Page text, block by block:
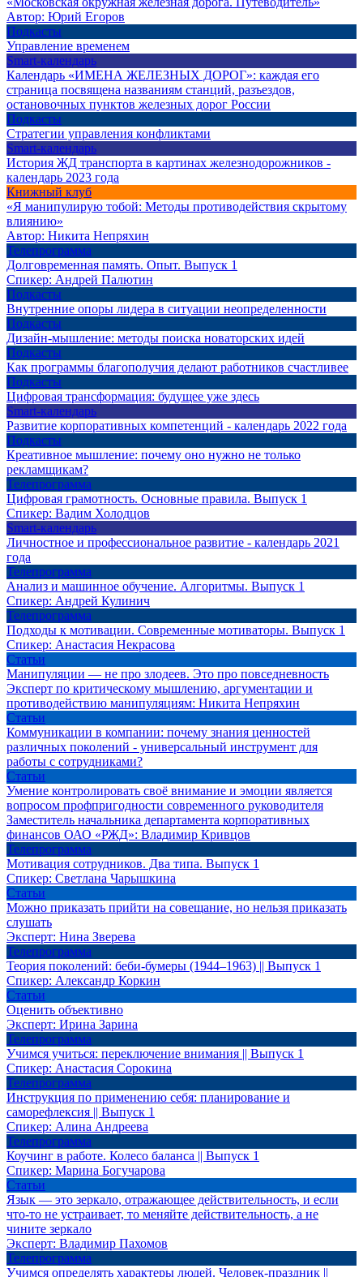
Автор: Юрий Егоров
Подкасты
Управление временем
Smart-календарь
Календарь «ИМЕНА ЖЕЛЕЗНЫХ ДОРОГ»: каждая его
страница посвящена названиям станций, разъездов,
остановочных пунктов железных дорог России
Подкасты
Стратегии управления конфликтами
Smart-календарь
История ЖД транспорта в картинах железнодорожников -
календарь 2023 года
Книжный клуб
«Я манипулирую тобой: Методы противодействия скрытому
влиянию»
Автор: Никита Непряхин
Телепрограмма
Долговременная память. Опыт. Выпуск 1
Спикер: Андрей Палютин
Подкасты
Внутренние опоры лидера в ситуации неопределенности
Подкасты
Дизайн-мышление: методы поиска новаторских идей
Подкасты
Как программы благополучия делают работников счастливее
Подкасты
Цифровая трансформация: будущее уже здесь
Smart-календарь
Развитие корпоративных компетенций - календарь 2022 года
Подкасты
Креативное мышление: почему оно нужно не только
рекламщикам?
Телепрограмма
Цифровая грамотность. Основные правила. Выпуск 1
Спикер: Вадим Холодцов
Smart-календарь
Личностное и профессиональное развитие - календарь 2021
года
Телепрограмма
Анализ и машинное обучение. Алгоритмы. Выпуск 1
Спикер: Андрей Кулинич
Телепрограмма
Подходы к мотивации. Современные мотиваторы. Выпуск 1
Спикер: Анастасия Некрасова
Статьи
Манипуляции — не про злодеев. Это про повседневность
Эксперт по критическому мышлению, аргументации и
противодействию манипуляциям: Никита Непряхин
Статьи
Коммуникации в компании: почему знания ценностей
различных поколений - универсальный инструмент для
работы с сотрудниками?
Статьи
Умение контролировать своё внимание и эмоции является
вопросом профпригодности современного руководителя
Заместитель начальника департамента корпоративных
финансов ОАО «РЖД»: Владимир Кривцов
Телепрограмма
Мотивация сотрудников. Два типа. Выпуск 1
Спикер: Светлана Чарышкина
Статьи
Можно приказать прийти на совещание, но нельзя приказать
слушать
Эксперт: Нина Зверева
Телепрограмма
Теория поколений: беби-бумеры (1944–1963) || Выпуск 1
Спикер: Александр Коркин
Статьи
Оценить объективно
Эксперт: Ирина Зарина
Телепрограмма
Учимся учиться: переключение внимания || Выпуск 1
Спикер: Анастасия Сорокина
Телепрограмма
Инструкция по применению себя: планирование и
саморефлексия || Выпуск 1
Спикер: Алина Андреева
Телепрограмма
Коучинг в работе. Колесо баланса || Выпуск 1
Спикер: Марина Богучарова
Статьи
Язык — это зеркало, отражающее действительность, и если
что-то не устраивает, то меняйте действительность, а не
чините зеркало
Эксперт: Владимир Пахомов
Телепрограмма
Учимся определять характеры людей. Человек-праздник ||